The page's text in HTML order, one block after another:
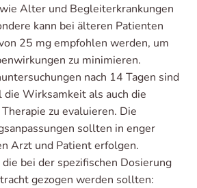
Alter und Begleiterkrankungen
kann bei älteren Patienten
25 mg empfohlen werden, um
zu minimieren.
nach 14 Tagen sind
die Wirksamkeit als auch die
zu evaluieren. Die
sollten in enger
Arzt und Patient erfolgen.
bei der spezifischen Dosierung
gezogen werden sollten: